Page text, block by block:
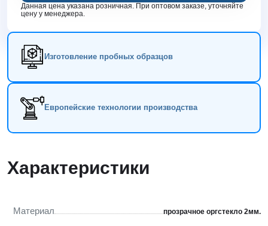
Данная цена указана розничная. При оптовом заказе, уточняйте
цену у менеджера.
Изготовление пробных образцов
Европейские технологии производства
Характеристики
Материал прозрачное оргстекло 2мм.